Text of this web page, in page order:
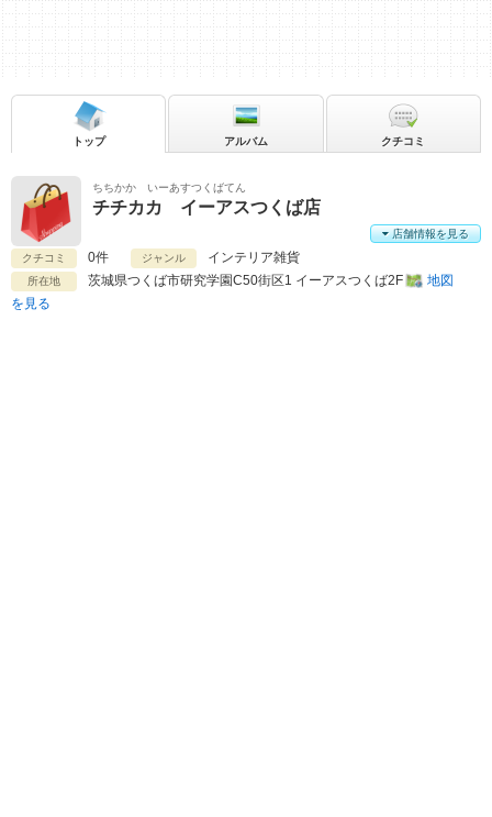
ちちかか いーあすつくばてん
チチカカ イーアスつくば店
クチコミ 0件 ジャンル インテリア雑貨
所在地 茨城県つくば市研究学園C50街区1 イーアスつくば2F
地図
を見る
店舗情報を見る
トップ アルバム クチコミ